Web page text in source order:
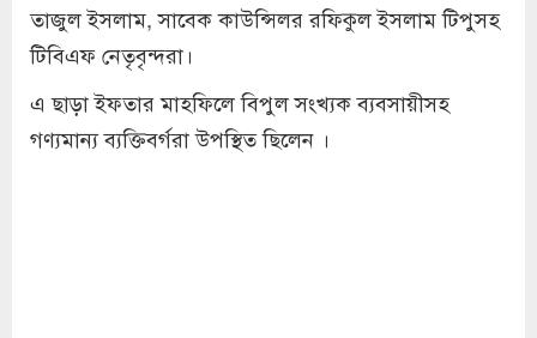
তাজুল ইসলাম, সাবেক কাউন্সিলর রফিকুল ইসলাম টিপুসহ
টিবিএফ নেতৃবৃন্দরা।
এ ছাড়া ইফতার মাহফিলে বিপুল সংখ্যক ব্যবসায়ীসহ
গণ্যমান্য ব্যক্তিবর্গরা উপস্থিত ছিলেন ।